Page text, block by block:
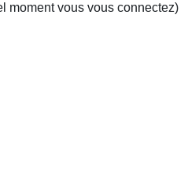
moment vous vous connectez)